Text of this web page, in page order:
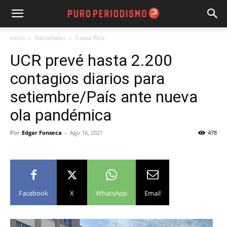
Inicio Nacionales Costa Rica
UCR prevé hasta 2.200
contagios diarios para
setiembre/País ante nueva
ola pandémica
Por Edgar Fonseca - Ago 16, 2021 478
Facebook X WhatsApp Email